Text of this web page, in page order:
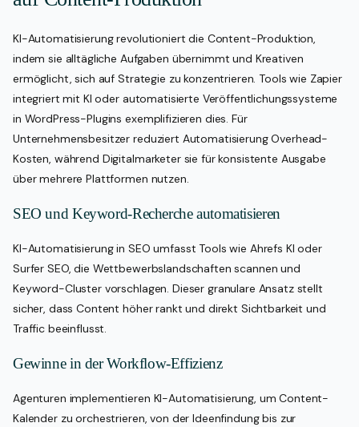
KI-Automatisierung revolutioniert die Content-Produktion,
indem sie alltägliche Aufgaben übernimmt und Kreativen
ermöglicht, sich auf Strategie zu konzentrieren. Tools wie Zapier
integriert mit KI oder automatisierte Veröffentlichungssysteme
in WordPress-Plugins exemplifizieren dies. Für
Unternehmensbesitzer reduziert Automatisierung Overhead-
Kosten, während Digitalmarketer sie für konsistente Ausgabe
über mehrere Plattformen nutzen.
SEO und Keyword-Recherche automatisieren
KI-Automatisierung in SEO umfasst Tools wie Ahrefs KI oder
Surfer SEO, die Wettbewerbslandschaften scannen und
Keyword-Cluster vorschlagen. Dieser granulare Ansatz stellt
sicher, dass Content höher rankt und direkt Sichtbarkeit und
Traffic beeinflusst.
Gewinne in der Workflow-Effizienz
Agenturen implementieren KI-Automatisierung, um Content-
Kalender zu orchestrieren, von der Ideenfindung bis zur